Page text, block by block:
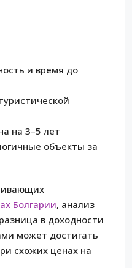
и время до
на 3–5 лет
объекты за
Болгарии, анализ
в доходности
может достигать
схожих ценах на